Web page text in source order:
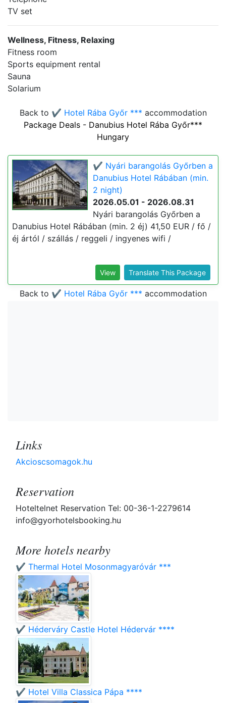
TV set
Wellness, Fitness, Relaxing
Fitness room
Sports equipment rental
Sauna
Solarium
Back to ✔️ Hotel Rába Győr *** accommodation
Package Deals - Danubius Hotel Rába Győr***
Hungary
✔️ Nyári barangolás Győrben a
Danubius Hotel Rábában (min.
2 night)
2026.05.01 - 2026.08.31
Nyári barangolás Győrben a
Danubius Hotel Rábában (min. 2 éj) 41,50 EUR / fő /
éj ártól / szállás / reggeli / ingyenes wifi /
View Translate This Package
Back to ✔️ Hotel Rába Győr *** accommodation
Links
Akcioscsomagok.hu
Reservation
Hoteltelnet Reservation Tel: 00-36-1-2279614
info@gyorhotelsbooking.hu
More hotels nearby
✔️ Thermal Hotel Mosonmagyaróvár ***
✔️ Héderváry Castle Hotel Hédervár ****
✔️ Hotel Villa Classica Pápa ****